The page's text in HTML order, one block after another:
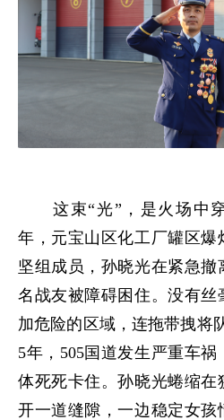
这束“光”，是火场中穿
年，元宝山区化工厂罐区
坚组成员，孙晓光在紧急
名战友被障碍困住。没有丝
加危险的区域，连拖带拽将
5年，505国道发生严重车
体死死卡住。孙晓光蜷缩
开一道缝隙，一边稳定女孩